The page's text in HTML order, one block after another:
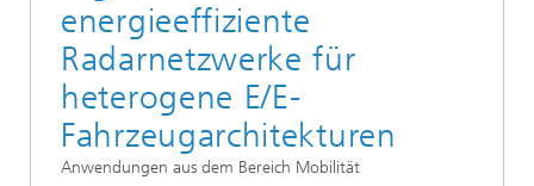
energieeffiziente
Radarnetzwerke für
heterogene E/E-
Fahrzeugarchitekturen
Anwendungen aus dem Bereich Mobilität